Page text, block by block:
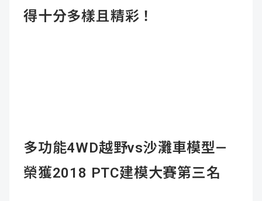
得十分多樣且精彩！
多功能4WD越野vs沙灘車模型—
榮獲2018 PTC建模大賽第三名